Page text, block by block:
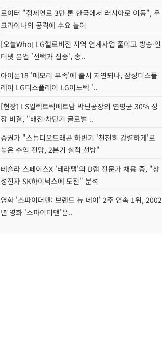
로이터 "정제연료 3만 톤 한국에서 러시아로 이동", 우
크라이나의 공격에 수요 늘어
[오늘Who] LG헬로비전 지역 연계사업 줄이고 방송·인
터넷 본업 '선택과 집중', 송..
아이폰18 '메모리 부족'에 출시 지연되나, 삼성디스플
레이 LG디스플레이 LG이노텍 '..
[현장] LS일렉트릭베트남 박닌공장의 연평균 30% 성
장 비결, "배전·차단기 글로벌 ..
증권가 "스튜디오드래곤 하반기 '천천히 강렬하게'로
높은 수익 전망, 2분기 실적 선방"
테슬라 스페이스X '테라팹'의 D램 전문가 채용 중, "삼
성전자 SK하이닉스에 도전" 분석
영화 '스파이더맨: 브랜드 뉴 데이' 2주 연속 1위, 2002
년 영화 '스파이더맨'은..